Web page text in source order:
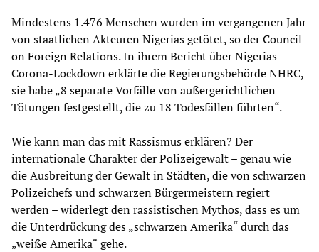
Mindestens 1.476 Menschen wurden im vergangenen Jahr
von staatlichen Akteuren Nigerias getötet, so der Council
on Foreign Relations. In ihrem Bericht über Nigerias
Corona-Lockdown erklärte die Regierungsbehörde NHRC,
sie habe „8 separate Vorfälle von außergerichtlichen
Tötungen festgestellt, die zu 18 Todesfällen führten“.
Wie kann man das mit Rassismus erklären? Der
internationale Charakter der Polizeigewalt – genau wie
die Ausbreitung der Gewalt in Städten, die von schwarzen
Polizeichefs und schwarzen Bürgermeistern regiert
werden – widerlegt den rassistischen Mythos, dass es um
die Unterdrückung des „schwarzen Amerika“ durch das
„weiße Amerika“ gehe.